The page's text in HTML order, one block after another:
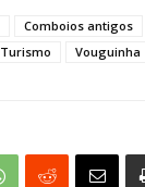
Comboios antigos
Turismo Vouguinha